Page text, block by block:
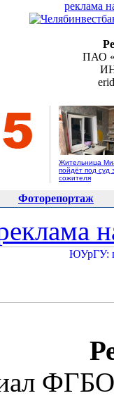
реклама
ПАО
Жительница
пойдёт под суд
сожителя
Фоторепортаж